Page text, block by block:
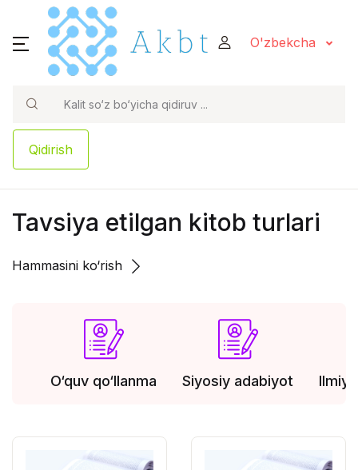
O'zbekcha
Qidirish
Tavsiya etilgan kitob turlari
Hammasini ko‘rish
O‘quv qo‘llanma Siyosiy adabiyot Ilmiy